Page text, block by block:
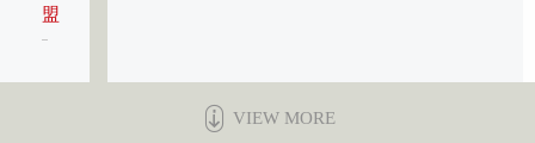
盟
VIEW MORE